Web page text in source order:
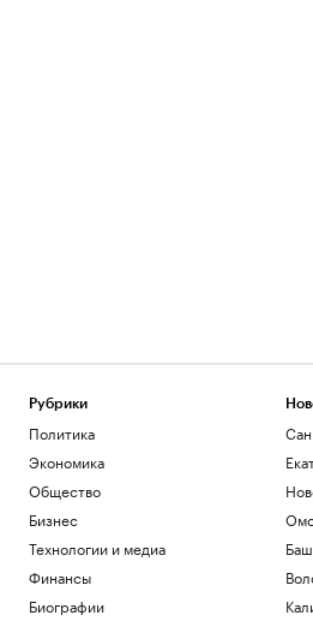
Рубрики
Политика
Экономика
Общество
Бизнес
Технологии и медиа
Финансы
Биографии